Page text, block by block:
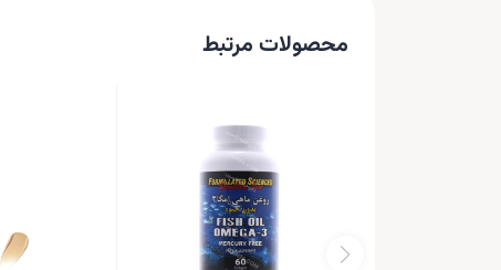
محصولات مرتبط